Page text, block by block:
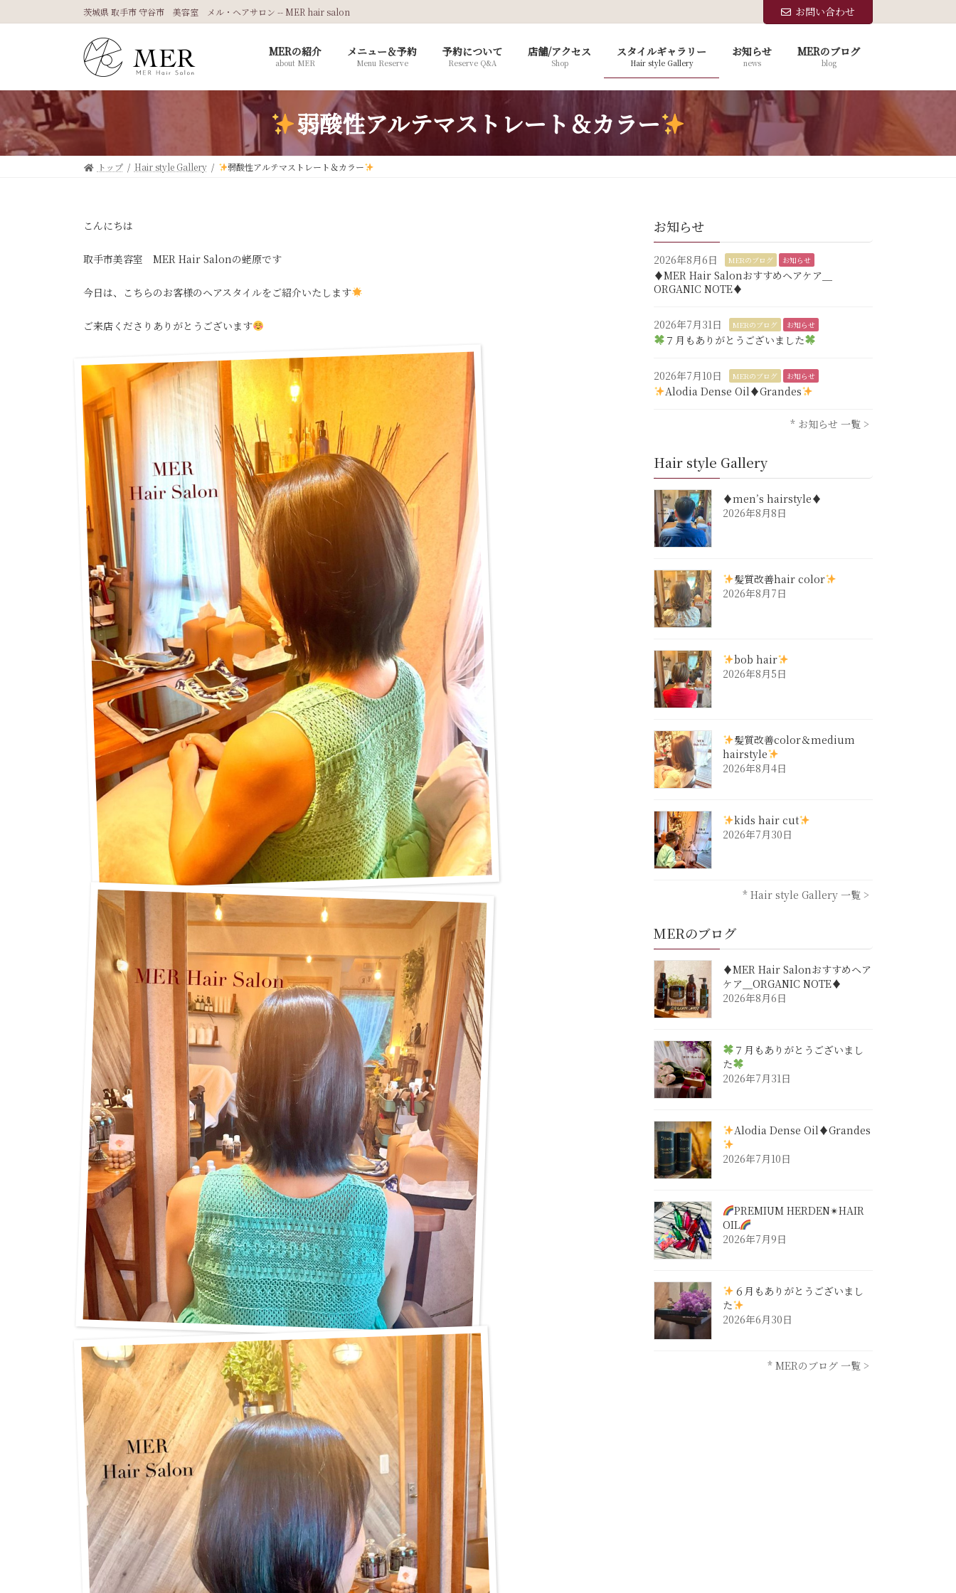
ン
へ
キ
ッ
プ
ビ
ョ
に
移
動
茨城県 取手市 守谷市 美容室 メル・ヘアサロン -- MER hair salon お問い合わせ
MERの紹介
about MER
メニュー＆予約
Menu Reserve
予約について
Reserve Q&A
店舗/アクセス
Shop
スタイルギャラリー
Hair style Gallery
お知らせ
news
MERのブログ
blog
弱酸性アルテマストレート＆カラー
トップ Hair style Gallery 弱酸性アルテマストレート＆カラー
こんにちは
取手市美容室 MER Hair Salonの蛯原です
今日は、こちらのお客様のヘアスタイルをご紹介いたします
ご来店くださりありがとうございます
お知らせ
2026年8月6日 MERのブログ お知らせ
♦︎MER Hair Salonおすすめヘアケア＿
ORGANIC NOTE♦︎
2026年7月31日 MERのブログ お知らせ
７月もありがとうございました
2026年7月10日 MERのブログ お知らせ
Alodia Dense Oil♦︎Grandes
* お知らせ 一覧 >
Hair style Gallery
♦︎men’s hairstyle♦︎
2026年8月8日
髪質改善hair color
2026年8月7日
bob hair
2026年8月5日
髪質改善color＆medium
hairstyle
2026年8月4日
kids hair cut
2026年7月30日
* Hair style Gallery 一覧 >
MERのブログ
♦︎MER Hair Salonおすすめヘア
ケア＿ORGANIC NOTE♦︎
2026年8月6日
７月もありがとうございまし
た
2026年7月31日
Alodia Dense Oil♦︎Grandes
2026年7月10日
PREMIUM HERDEN✴︎HAIR
OIL
2026年7月9日
６月もありがとうございまし
た
2026年6月30日
* MERのブログ 一覧 >